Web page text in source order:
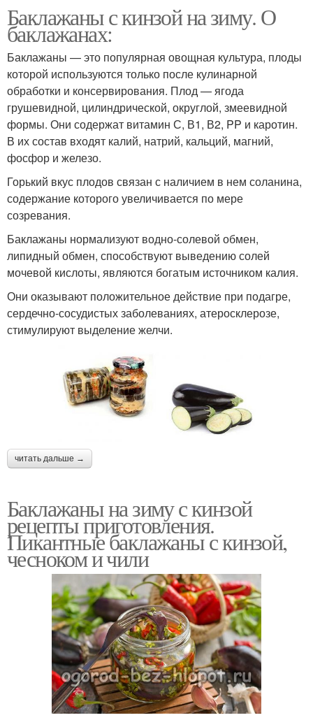
Баклажаны с кинзой на зиму. О
баклажанах:
Баклажаны — это популярная овощная культура, плоды
которой используются только после кулинарной
обработки и консервирования. Плод — ягода
грушевидной, цилиндрической, округлой, змеевидной
формы. Они содержат витамин С, В1, В2, PP и каротин.
В их состав входят калий, натрий, кальций, магний,
фосфор и железо.
Горький вкус плодов связан с наличием в нем соланина,
содержание которого увеличивается по мере
созревания.
Баклажаны нормализуют водно-солевой обмен,
липидный обмен, способствуют выведению солей
мочевой кислоты, являются богатым источником калия.
Они оказывают положительное действие при подагре,
сердечно-сосудистых заболеваниях, атеросклерозе,
стимулируют выделение желчи.
читать дальше →
Баклажаны на зиму с кинзой
рецепты приготовления.
Пикантные баклажаны с кинзой,
чесноком и чили